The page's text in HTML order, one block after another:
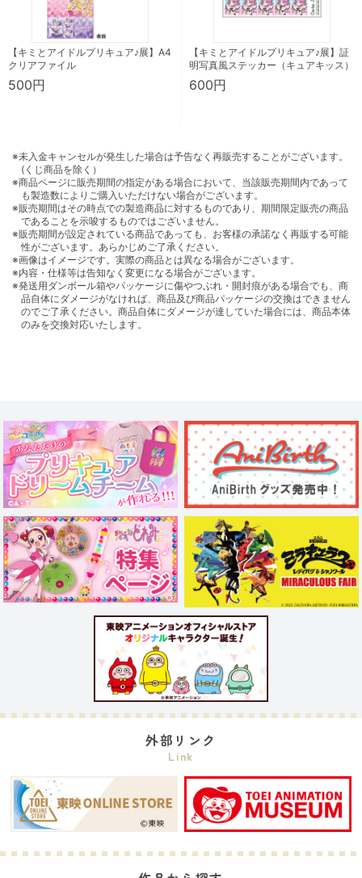
【キミとアイドルプリキュア♪展】A4
クリアファイル
500円
【キミとアイドルプリキュア♪展】証
明写真風ステッカー（キュアキッス）
600円
※未入金キャンセルが発生した場合は予告なく再販売することがございます。
(くじ商品を除く）
※商品ページに販売期間の指定がある場合において、当該販売期間内であって
も製造数によりご購入いただけない場合がございます。
※販売期間はその時点での製造商品に対するものであり、期間限定販売の商品
であることを示唆するものではございません。
※販売期間が設定されている商品であっても、お客様の承諾なく再販する可能
性がございます。あらかじめご了承ください。
※画像はイメージです。実際の商品とは異なる場合がございます。
※内容・仕様等は告知なく変更になる場合がございます。
※発送用ダンボール箱やパッケージに傷やつぶれ・開封痕がある場合でも、商
品自体にダメージがなければ、商品及び商品パッケージの交換はできません
のでご了承ください。商品自体にダメージが達していた場合には、商品本体
のみを交換対応いたします。
外部リンク
Link